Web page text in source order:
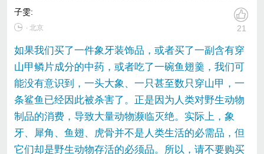
子雯:
∙ 北京 21
如果我们买了一件象牙装饰品，或者买了一副含有穿
山甲鳞片成分的中药，或者吃了一碗鱼翅羹，我们可
能没有意识到，一头大象、一只甚至数只穿山甲，一
条鲨鱼已经因此被杀害了。正是因为人类对野生动物
制品的消费，导致大量动物濒临灭绝。实际上，象
牙、犀角、鱼翅、虎骨并不是人类生活的必需品，但
它们却是野生动物存活的必须品。所以，请不要购买